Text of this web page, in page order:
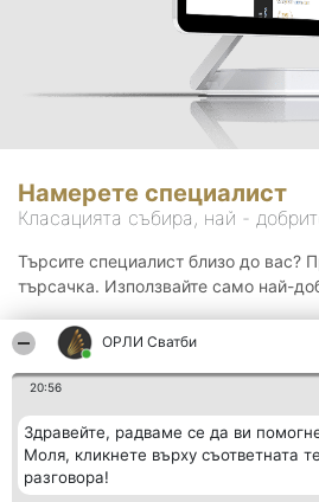
ОРЛИ Сватби
20:56
Здравейте, радваме се да ви
Моля, кликнете върху съответната
разговора!
Намерете специалист
Класацията събира, най -
Търсите специалист близо до вас?
търсачка. Използвайте само най-